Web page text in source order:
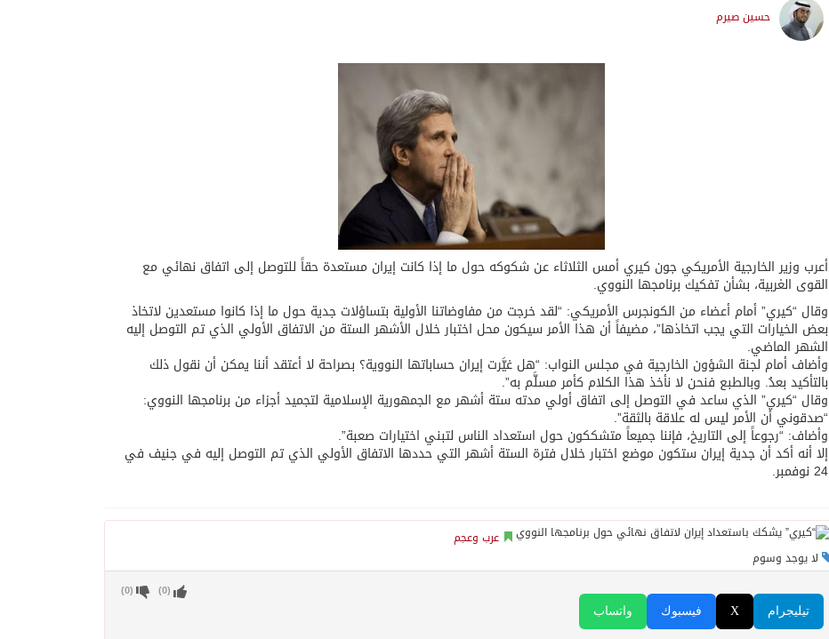
حسين صيرم
أعرب وزير الخارجية الأمريكي جون كيري أمس الثلاثاء عن شكوكه حول ما إذا كانت إيران مستعدة حقاً للتوصل إلى اتفاق نهائي مع
القوى الغربية، بشأن تفكيك برنامجها النووي.
وقال “كيري” أمام أعضاء من الكونجرس الأمريكي: “لقد خرجت من مفاوضاتنا الأولية بتساؤلات جدية حول ما إذا كانوا مستعدين لاتخاذ
بعض الخيارات التي يجب اتخاذها”، مضيفاً أن هذا الأمر سيكون محل اختبار خلال الأشهر الستة من الاتفاق الأولي الذي تم التوصل إليه
الشهر الماضي.
وأضاف أمام لجنة الشؤون الخارجية في مجلس النواب: “هل غيَّرت إيران حساباتها النووية؟ بصراحة لا أعتقد أننا يمكن أن نقول ذلك
بالتأكيد بعدُ. وبالطبع فنحن لا نأخذ هذا الكلام كأمر مسلَّم به”.
وقال “كيري” الذي ساعد في التوصل إلى اتفاق أولي مدته ستة أشهر مع الجمهورية الإسلامية لتجميد أجزاء من برنامجها النووي:
“صدقوني أن الأمر ليس له علاقة بالثقة”.
وأضاف: “رجوعاً إلى التاريخ، فإننا جميعاً متشككون حول استعداد الناس لتبني اختيارات صعبة”.
إلا أنه أكد أن جدية إيران ستكون موضع اختبار خلال فترة الستة أشهر التي حددها الاتفاق الأولي الذي تم التوصل إليه في جنيف في
24 نوفمبر.
عرب وعجم
لا يوجد وسوم
واتساب فيسبوك X تيليجرام
(
0
) (
0
)